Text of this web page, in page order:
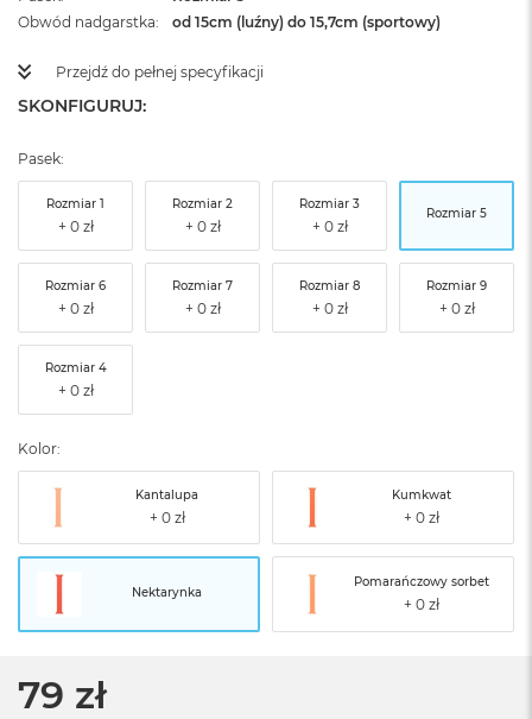
Obwód nadgarstka
od 15cm (luźny) do 15,7cm (sportowy)
Przejdź do pełnej specyfikacji
SKONFIGURUJ:
Pasek:
Rozmiar 1 Rozmiar 2 Rozmiar 3
Rozmiar 5
Rozmiar 6 Rozmiar 7 Rozmiar 8 Rozmiar 9
Rozmiar 4
Kolor:
Kantalupa Kumkwat
Nektarynka
Pomarańczowy sorbet
79 zł